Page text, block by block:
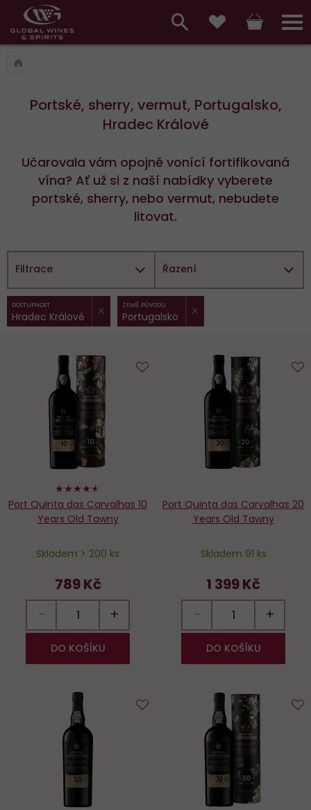
Hlavní
menu,
košík,
vyhledávání,
Portské, sherry, vermut, Portugalsko,
Hradec Králové
Učarovala vám opojně vonící fortifikovaná
vína? Ať už si z naší nabídky vyberete
portské, sherry, nebo vermut, nebudete
litovat.
Filtrace
Vybrané
filtry:
DOSTUPNOST
Hradec Králové
ZRUŠIT FILTR
ZEMĚ PŮVODU
Portugalsko
Řazení
90%
Port Quinta das Carvalhas 10
Years Old Tawny
Skladem > 200 ks
789 Kč
− +
DO KOŠÍKU
oblíbených
Port Quinta das Carvalhas 20
Years Old Tawny
Skladem 91 ks
1 399 Kč
− +
DO KOŠÍKU
oblíbených